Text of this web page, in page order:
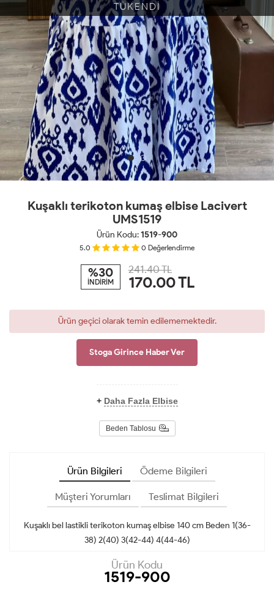
TÜKENDİ
Kuşaklı terikoton kumaş elbise Lacivert
UMS1519
Ürün Kodu:1519-900
5.0 0 Değerlendirme
%30
İNDİRİM
241.40 TL
170.00TL
Ürün geçici olarak temin edilememektedir.
Stoga Girince Haber Ver
+ Daha Fazla Elbise
Beden Tablosu
Ürün Bilgileri Ödeme Bilgileri
Müşteri Yorumları Teslimat Bilgileri
Kuşaklı bel lastikli terikoton kumaş elbise 140 cm Beden 1(36-
38) 2(40) 3(42-44) 4(44-46)
Ürün Kodu
1519-900